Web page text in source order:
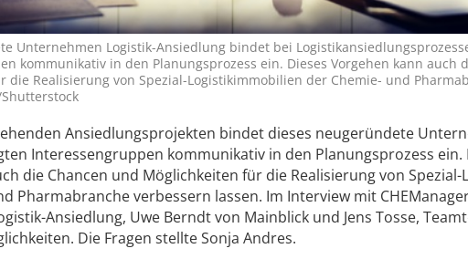
Unternehmen Logistik-Ansiedlung bindet bei
kommunikativ in den Planungsprozess ein. Dieses Vorgehen kann auch
die Realisierung von Spezial-Logistikimmobilien der Chemie- und
Ansiedlungsprojekten bindet dieses neugeründete
Interessengruppen kommunikativ in den Planungsprozess
die Chancen und Möglichkeiten für die Realisierung von
Pharmabranche verbessern lassen. Im Interview mit
Ansiedlung, Uwe Berndt von Mainblick und Jens Tosse,
Die Fragen stellte Sonja Andres.